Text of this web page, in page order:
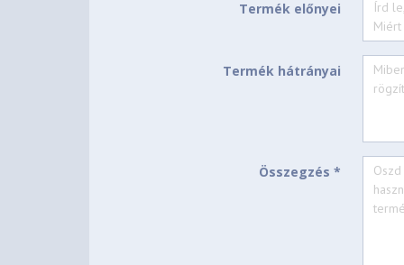
Termék előnyei
Termék hátrányai
Összegzés *